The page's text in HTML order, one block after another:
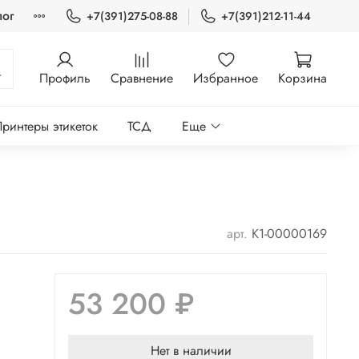
+7(391)275-08-88 +7(391)212-11-44
Профиль Сравнение Избранное Корзина
этикеток ТСД Еще
арт. K1-00000169
53 200 ₽
Нет в наличии